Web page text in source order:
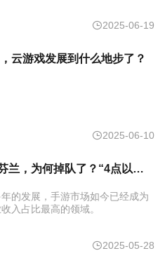
2025-06-19
云游戏发展到什么地步了？
2025-06-10
手游之都芬兰，为何掉队了？“4点以后办公室就没人了...”
的发展，手游市场如今已经成为
入占比最高的领域。
2025-05-28